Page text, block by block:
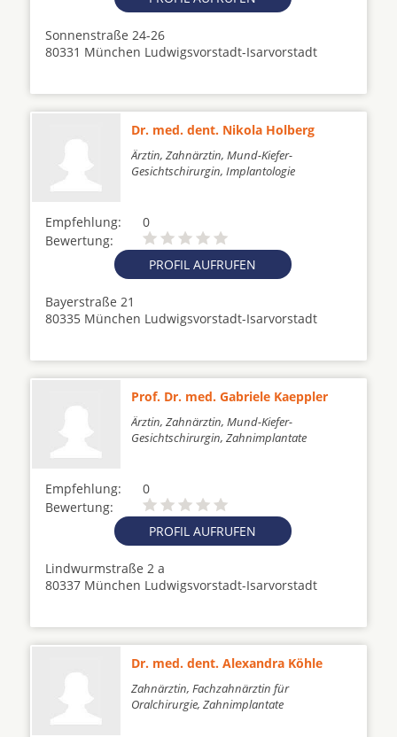
Sonnenstraße 24-26
80331 München Ludwigsvorstadt-Isarvorstadt
Dr. med. dent. Nikola Holberg
Ärztin, Zahnärztin, Mund-Kiefer-
Gesichtschirurgin, Implantologie
Empfehlung:
0
Bewertung:
PROFIL AUFRUFEN
Bayerstraße 21
80335 München Ludwigsvorstadt-Isarvorstadt
Prof. Dr. med. Gabriele Kaeppler
Ärztin, Zahnärztin, Mund-Kiefer-
Gesichtschirurgin, Zahnimplantate
Empfehlung:
0
Bewertung:
PROFIL AUFRUFEN
Lindwurmstraße 2 a
80337 München Ludwigsvorstadt-Isarvorstadt
Dr. med. dent. Alexandra Köhle
Zahnärztin, Fachzahnärztin für
Oralchirurgie, Zahnimplantate